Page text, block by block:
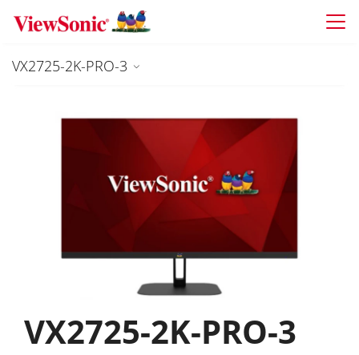
Skip to main content
VX2725-2K-PRO-3
VX2725-2K-PRO-3